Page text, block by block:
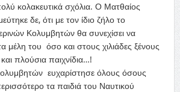
κολακευτικά σχόλια. Ο Ματθαίος
δε, ότι με τον ίδιο ζήλο το
Κολυμβητών θα συνεχίσει να
μέλη του όσο και στους χιλιάδες ξένους
πλούσια παιχνίδια…!
ευχαρίστησε όλους όσους
τα παιδιά του Ναυτικού